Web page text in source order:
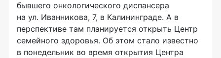
бывшего онкологического диспансера
на ул. Иванникова, 7, в Калининграде. А в
перспективе там планируется открыть Центр
семейного здоровья. Об этом стало известно
в понедельник во время открытия Центра